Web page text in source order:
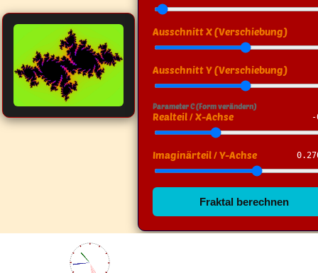
Ausschnitt X (Verschiebung)
Ausschnitt Y (Verschiebung)
Parameter C (Form verändern)
Realteil / X-Achse -
Imaginärteil / Y-Achse
Fraktal berechnen